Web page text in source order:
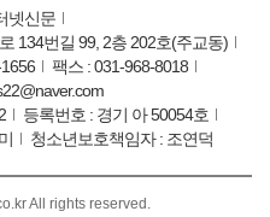
넷신문
134번길 99, 2층 202호(주교동)
팩스 : 031-968-8018
등록번호 : 경기 아 50054호
청소년보호책임자 : 조연덕
All rights reserved.